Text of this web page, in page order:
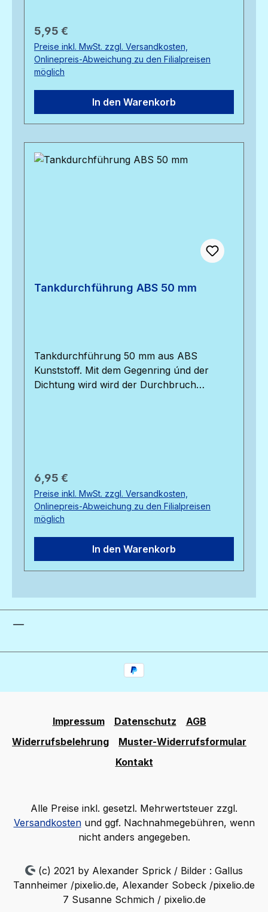
Regulärer Preis:
5,95 €
Preise inkl. MwSt. zzgl. Versandkosten,
Onlinepreis-Abweichung zu den Filialpreisen
möglich
In den Warenkorb
Tankdurchführung ABS 50 mm
Tankdurchführung 50 mm aus ABS
Kunststoff. Mit dem Gegenring únd der
Dichtung wird wird der Durchbruch
Regulärer Preis:
6,95 €
Preise inkl. MwSt. zzgl. Versandkosten,
Onlinepreis-Abweichung zu den Filialpreisen
möglich
In den Warenkorb
Impressum Datenschutz
AGB
Widerrufsbelehrung
Muster-Widerrufsformular
Kontakt
Alle Preise inkl. gesetzl. Mehrwertsteuer zzgl.
Versandkostenund ggf. Nachnahmegebühren, wenn
nicht anders angegeben.
(c) 2021 by Alexander Sprick / Bilder : Gallus
Tannheimer /pixelio.de, Alexander Sobeck /pixelio.de
7 Susanne Schmich / pixelio.de